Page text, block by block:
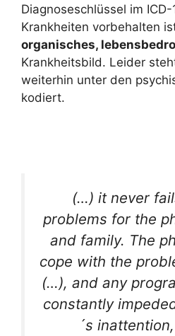
Diagnoseschlüssel im
Krankheiten vorbehalten
organisches,
Krankheitsbild. Leider
weiterhin unter den
kodiert.
(…) it never
problems for the
and family. The
cope with the
(…), and any
constantly
´s